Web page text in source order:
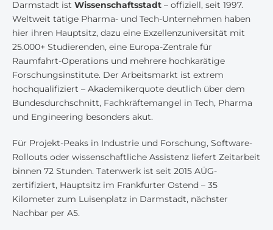
Darmstadt ist Wissenschaftsstadt – offiziell, seit 1997.
Weltweit tätige Pharma- und Tech-Unternehmen haben
hier ihren Hauptsitz, dazu eine Exzellenzuniversität mit
25.000+ Studierenden, eine Europa-Zentrale für
Raumfahrt-Operations und mehrere hochkarätige
Forschungsinstitute. Der Arbeitsmarkt ist extrem
hochqualifiziert – Akademikerquote deutlich über dem
Bundesdurchschnitt, Fachkräftemangel in Tech, Pharma
und Engineering besonders akut.
Für Projekt-Peaks in Industrie und Forschung, Software-
Rollouts oder wissenschaftliche Assistenz liefert Zeitarbeit
binnen 72 Stunden. Tatenwerk ist seit 2015 AÜG-
zertifiziert, Hauptsitz im Frankfurter Ostend – 35
Kilometer zum Luisenplatz in Darmstadt, nächster
Nachbar per A5.